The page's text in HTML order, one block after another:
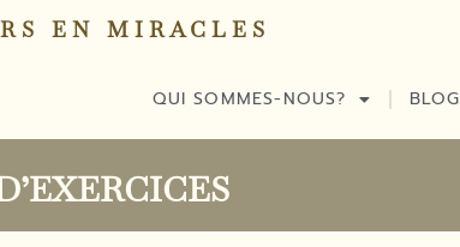
EN MIRACLES
QUI SOMMES-NOUS? BLOG